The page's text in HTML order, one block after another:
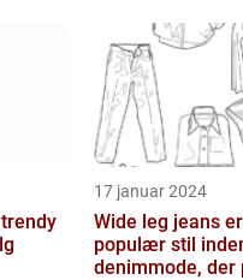
17 januar 2024
Wide leg jeans
populær stil
denimmode, der